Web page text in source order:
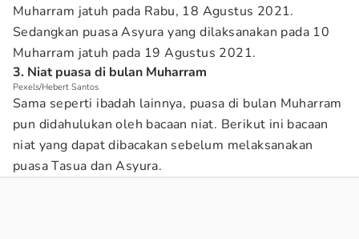
Muharram jatuh pada Rabu, 18 Agustus 2021.
Sedangkan puasa Asyura yang dilaksanakan pada 10
Muharram jatuh pada 19 Agustus 2021.
3. Niat puasa di bulan Muharram
Pexels/Hebert Santos
Sama seperti ibadah lainnya, puasa di bulan Muharram
pun didahulukan oleh bacaan niat. Berikut ini bacaan
niat yang dapat dibacakan sebelum melaksanakan
puasa Tasua dan Asyura.